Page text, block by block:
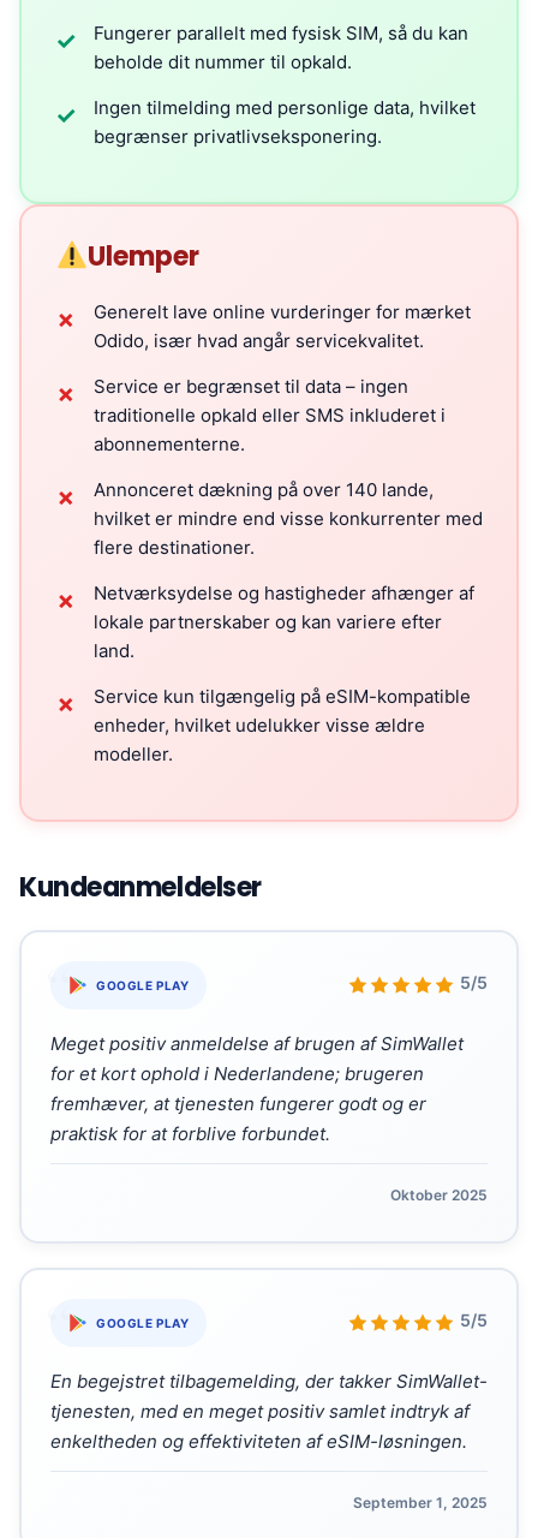
✓
Fungerer parallelt med fysisk SIM, så du kan
beholde dit nummer til opkald.
✓
Ingen tilmelding med personlige data, hvilket
begrænser privatlivseksponering.
Ulemper
✗
Generelt lave online vurderinger for mærket
Odido, især hvad angår servicekvalitet.
✗
Service er begrænset til data – ingen
traditionelle opkald eller SMS inkluderet i
abonnementerne.
✗
Annonceret dækning på over 140 lande,
hvilket er mindre end visse konkurrenter med
flere destinationer.
✗
Netværksydelse og hastigheder afhænger af
lokale partnerskaber og kan variere efter
land.
✗
Service kun tilgængelig på eSIM-kompatible
enheder, hvilket udelukker visse ældre
modeller.
Kundeanmeldelser
GOOGLE PLAY 5/5
“
Meget positiv anmeldelse af brugen af SimWallet
for et kort ophold i Nederlandene; brugeren
fremhæver, at tjenesten fungerer godt og er
praktisk for at forblive forbundet.
Oktober 2025
GOOGLE PLAY 5/5
“
En begejstret tilbagemelding, der takker SimWallet-
tjenesten, med en meget positiv samlet indtryk af
enkeltheden og effektiviteten af eSIM-løsningen.
September 1, 2025